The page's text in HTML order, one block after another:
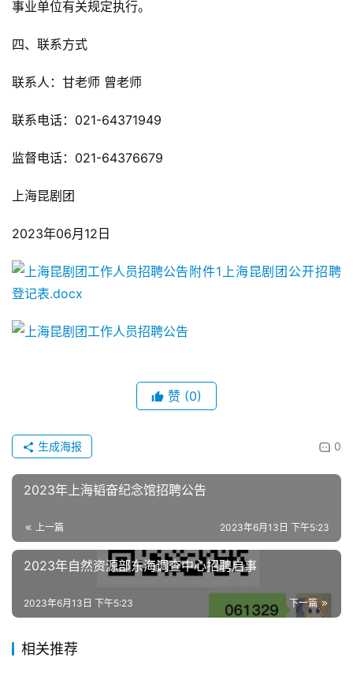
事业单位有关规定执行。
四、联系方式
联系人：甘老师 曾老师
联系电话：021-64371949
监督电话：021-64376679
上海昆剧团
2023年06月12日
附件1上海昆剧团公开招聘
登记表.docx
赞 (0)
0
生成海报
2023年上海韬奋纪念馆招聘公告
上一篇 2023年6月13日 下午5:23
2023年自然资源部东海调查中心招聘启事
下一篇
2023年6月13日 下午5:23
相关推荐